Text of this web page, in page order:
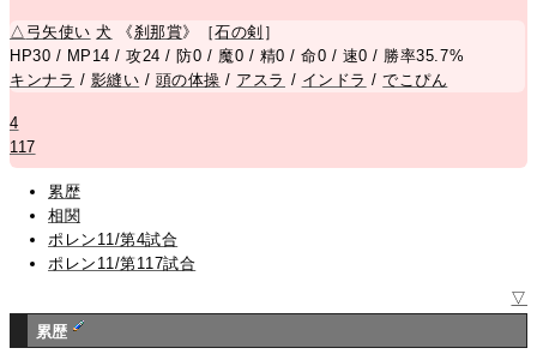
△ 弓矢使い 犬 《刹那賞》［石の剣 ］
HP30 / MP14 / 攻24 / 防0 / 魔0 / 精0 / 命0 / 速0 / 勝率35.7%
キンナラ / 影縫い / 頭の体操 / アスラ / インドラ /でこぴん
4
117
累歴
相関
ポレン11/第4試合
ポレン11/第117試合
▽
累歴